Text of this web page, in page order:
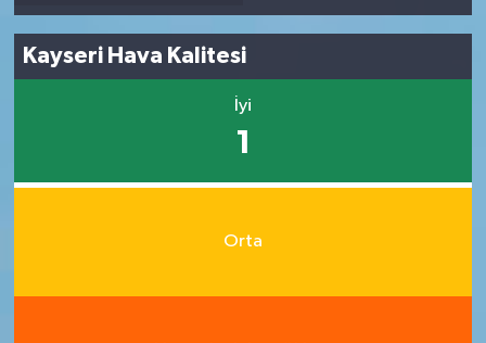
Kayseri Hava Kalitesi
İyi
1
Orta